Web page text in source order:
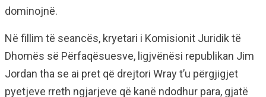
dominojnë.
Në fillim të seancës, kryetari i Komisionit Juridik të
Dhomës së Përfaqësuesve, ligjvënësi republikan Jim
Jordan tha se ai pret që drejtori Wray t’u përgjigjet
pyetjeve rreth ngjarjeve që kanë ndodhur para, gjatë